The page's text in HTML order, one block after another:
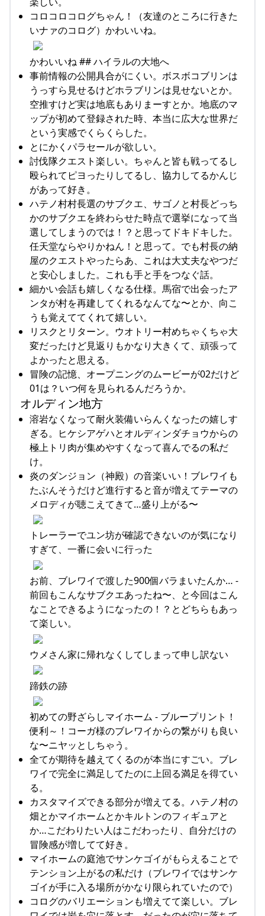
コロコロコログちゃん！（友達のところに行きた
いナァのコログ）かわいいね。
かわいいね ## ハイラルの大地へ
事前情報の公開具合がにくい。ボスボコブリンは
うっすら見せるけどホラブリンは見せないとか。
空推すけど実は地底もありまーすとか。地底のマ
ップが初めて登録された時、本当に広大な世界だ
という実感でくらくらした。
とにかくパラセールが欲しい。
討伐隊クエスト楽しい。ちゃんと皆も戦ってるし
殴られてピヨったりしてるし、協力してるかんじ
があって好き。
ハテノ村村長選のサブクエ、サゴノと村長どっち
かのサブクエを終わらせた時点で選挙になって当
選してしまうのでは！？と思ってドキドキした。
任天堂ならやりかねん！と思って。でも村長の納
屋のクエストやったらあ、これは大丈夫なやつだ
と安心しました。これも手と手をつなぐ話。
細かい会話も嬉しくなる仕様。馬宿で出会ったア
ンタが村を再建してくれるなんてな〜とか、向こ
うも覚えててくれて嬉しい。
リスクとリターン。ウオトリー村めちゃくちゃ大
変だったけど見返りもかなり大きくて、頑張って
よかったと思える。
冒険の記憶、オープニングのムービーが02だけど
01は？いつ何を見られるんだろうか。
オルディン地方
溶岩なくなって耐火装備いらんくなったの嬉しす
ぎる。ヒケシアゲハとオルディンダチョウからの
極上トリ肉が集めやすくなって喜んでるの私だ
け。
炎のダンジョン（神殿）の音楽いい！ブレワイも
たぶんそうだけど進行すると音が増えてテーマの
メロディが聴こえてきて…盛り上がる〜
トレーラーでユン坊が確認できないのが気になり
すぎて、一番に会いに行った
お前、ブレワイで渡した900個バラまいたんか… -
前回もこんなサブクエあったね〜、と今回はこん
なことできるようになったの！？とどちらもあっ
て楽しい。
ウメさん家に帰れなくしてしまって申し訳ない
蹄鉄の跡
初めての野ざらしマイホーム - ブループリント！
便利～！コーガ様のブレワイからの繋がりも良い
な〜ニヤッとしちゃう。
全てが期待を越えてくるのが本当にすごい。ブレ
ワイで完全に満足してたのに上回る満足を得てい
る。
カスタマイズできる部分が増えてる。ハテノ村の
畑とかマイホームとかキルトンのフィギュアと
か…こだわりたい人はこだわったり、自分だけの
冒険感が増してて好き。
マイホームの庭池でサンケゴイがもらえることで
テンション上がるの私だけ（ブレワイではサンケ
ゴイが手に入る場所がかなり限られていたので）
コログのバリエーションも増えてて楽しい。ブレ